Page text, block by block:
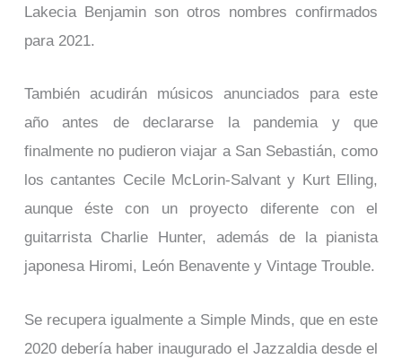
Lakecia Benjamin son otros nombres confirmados
para 2021.
También acudirán músicos anunciados para este
año antes de declararse la pandemia y que
finalmente no pudieron viajar a San Sebastián, como
los cantantes Cecile McLorin-Salvant y Kurt Elling,
aunque éste con un proyecto diferente con el
guitarrista Charlie Hunter, además de la pianista
japonesa Hiromi, León Benavente y Vintage Trouble.
Se recupera igualmente a Simple Minds, que en este
2020 debería haber inaugurado el Jazzaldia desde el